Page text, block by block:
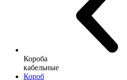
Короба
кабельные
Короб